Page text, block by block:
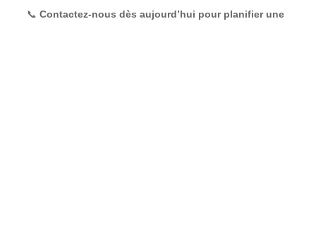
📞 Contactez-nous dès aujourd’hui pour planifier une